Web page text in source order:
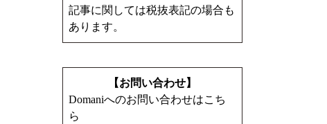
記事に関しては税抜表記の場合も
あります。
【お問い合わせ】
Domaniへのお問い合わせはこち
ら